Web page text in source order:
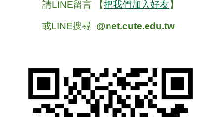
請LINE留言 【把我們加入好友】
或LINE搜尋 @net.cute.edu.tw